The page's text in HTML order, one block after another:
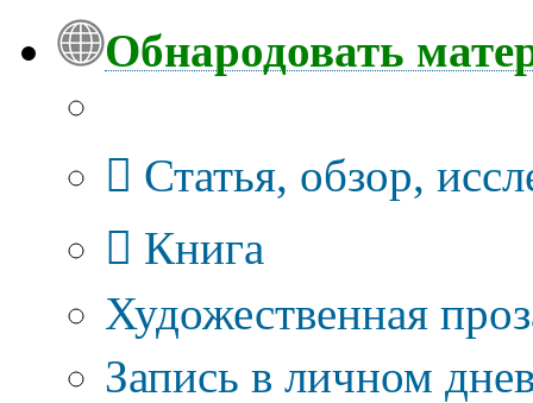
Обнародовать
Статья, обзор,
Книга
Художественная
Запись в личном